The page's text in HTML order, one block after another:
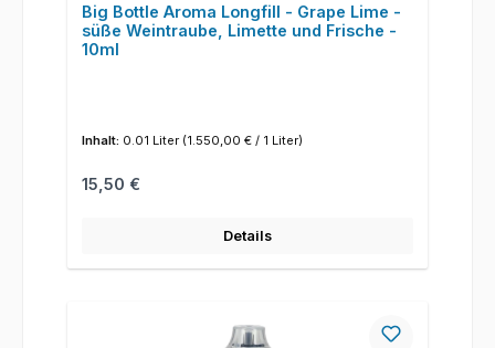
Big Bottle Aroma Longfill - Grape Lime -
süße Weintraube, Limette und Frische -
10ml
Inhalt: 0.01 Liter (1.550,00 € / 1 Liter)
Regulärer Preis:
15,50 €
Details